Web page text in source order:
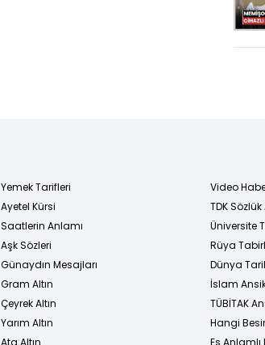
Yemek Tarifleri
Ayetel Kürsi
Saatlerin Anlamı
Aşk Sözleri
Günaydın Mesajları
Gram Altın
Çeyrek Altın
Yarım Altın
Ata Altın
Video
TDK
Üniversite
Rüya
Dünya
İslam
TÜBİTAK
Hangi
Eş